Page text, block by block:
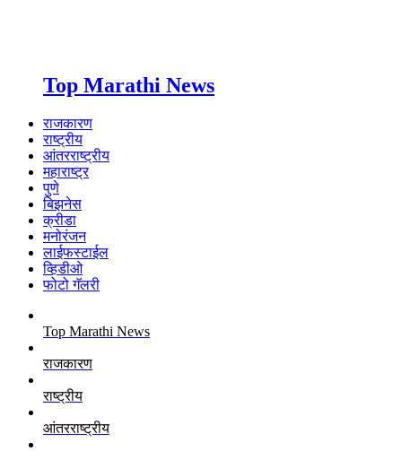
Top Marathi News
राजकारण
राष्ट्रीय
आंतरराष्ट्रीय
महाराष्ट्र
पुणे
बिझनेस
क्रीडा
मनोरंजन
लाईफस्टाईल
व्हिडीओ
फोटो गॅलरी
Top Marathi News
राजकारण
राष्ट्रीय
आंतरराष्ट्रीय